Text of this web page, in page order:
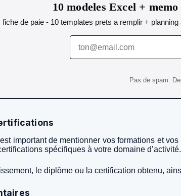
10 modeles Excel +
de paie - 10 templates prets a remplir +
Pas de spam.
important de mentionner vos formations et
spécifiques à votre domaine d’activité.
le diplôme ou la certification obtenu,